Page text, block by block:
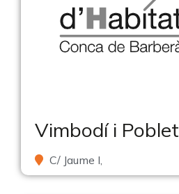
Vimbodí i Poblet
C/ Jaume I,